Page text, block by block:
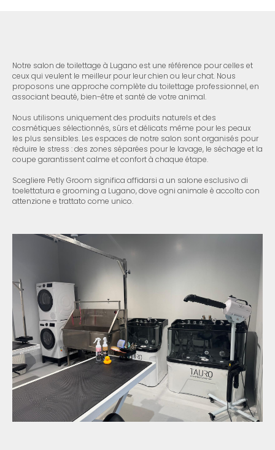
Notre salon de toilettage à Lugano est une référence pour celles et
ceux qui veulent le meilleur pour leur chien ou leur chat. Nous
proposons une approche complète du toilettage professionnel, en
associant beauté, bien-être et santé de votre animal.
Nous utilisons uniquement des produits naturels et des
cosmétiques sélectionnés, sûrs et délicats même pour les peaux
les plus sensibles. Les espaces de notre salon sont organisés pour
réduire le stress : des zones séparées pour le lavage, le séchage et la
coupe garantissent calme et confort à chaque étape.
Scegliere Petly Groom significa affidarsi a un salone esclusivo di
toelettatura e grooming a Lugano, dove ogni animale è accolto con
attenzione e trattato come unico.